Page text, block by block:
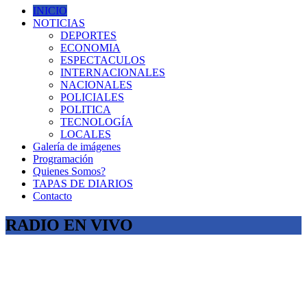
INICIO
NOTICIAS
DEPORTES
ECONOMIA
ESPECTACULOS
INTERNACIONALES
NACIONALES
POLICIALES
POLITICA
TECNOLOGÍA
LOCALES
Galería de imágenes
Programación
Quienes Somos?
TAPAS DE DIARIOS
Contacto
RADIO EN VIVO